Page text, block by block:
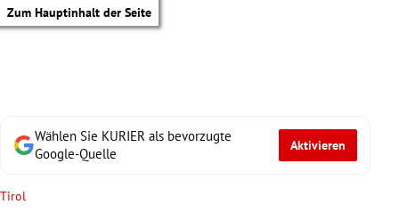
Zum Hauptinhalt der Seite
Wählen Sie KURIER als bevorzugte
Google-Quelle
Aktivieren
Tirol